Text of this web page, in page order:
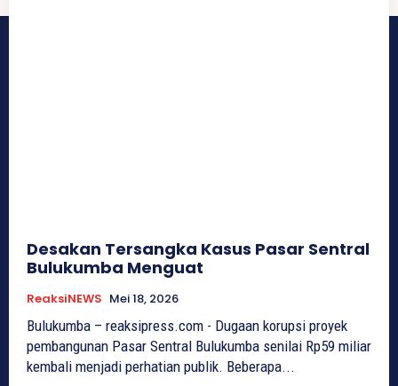
Desakan Tersangka Kasus Pasar Sentral
Bulukumba Menguat
ReaksiNEWS Mei 18, 2026
Bulukumba – reaksipress.com - Dugaan korupsi proyek
pembangunan Pasar Sentral Bulukumba senilai Rp59 miliar
kembali menjadi perhatian publik. Beberapa...